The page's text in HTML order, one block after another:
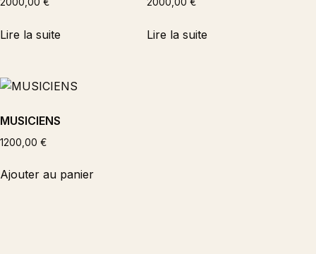
Lire la suite Lire la suite
MUSICIENS
1200,00 €
Ajouter au panier